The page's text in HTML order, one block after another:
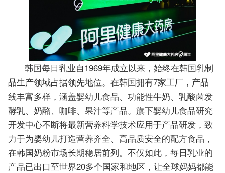
韩国每日乳业自1969年成立以来，始终在韩国乳制
品生产领域占据领先地位。在韩国拥有7家工厂，产品
线丰富多样，涵盖婴幼儿食品、功能性牛奶、乳酸菌发
酵乳、奶酪、咖啡、果汁等产品。旗下婴幼儿食品研究
开发中心不断将最新营养科学技术应用于产品研发，致
力于为婴幼儿打造营养齐全、高品质安全的配方食品，
在韩国奶粉市场长期稳居前列。不仅如此，每日乳业的
产品已出口至世界20多个国家和地区，让全球妈妈都能